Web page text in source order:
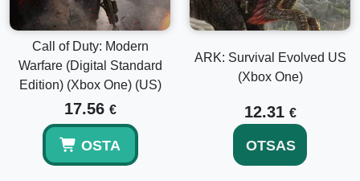
Call of Duty: Modern
Warfare (Digital Standard
Edition) (Xbox One) (US)
17.56 €
OSTA
ARK: Survival Evolved US
(Xbox One)
12.31 €
OTSAS